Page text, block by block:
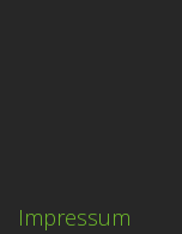
Impressum